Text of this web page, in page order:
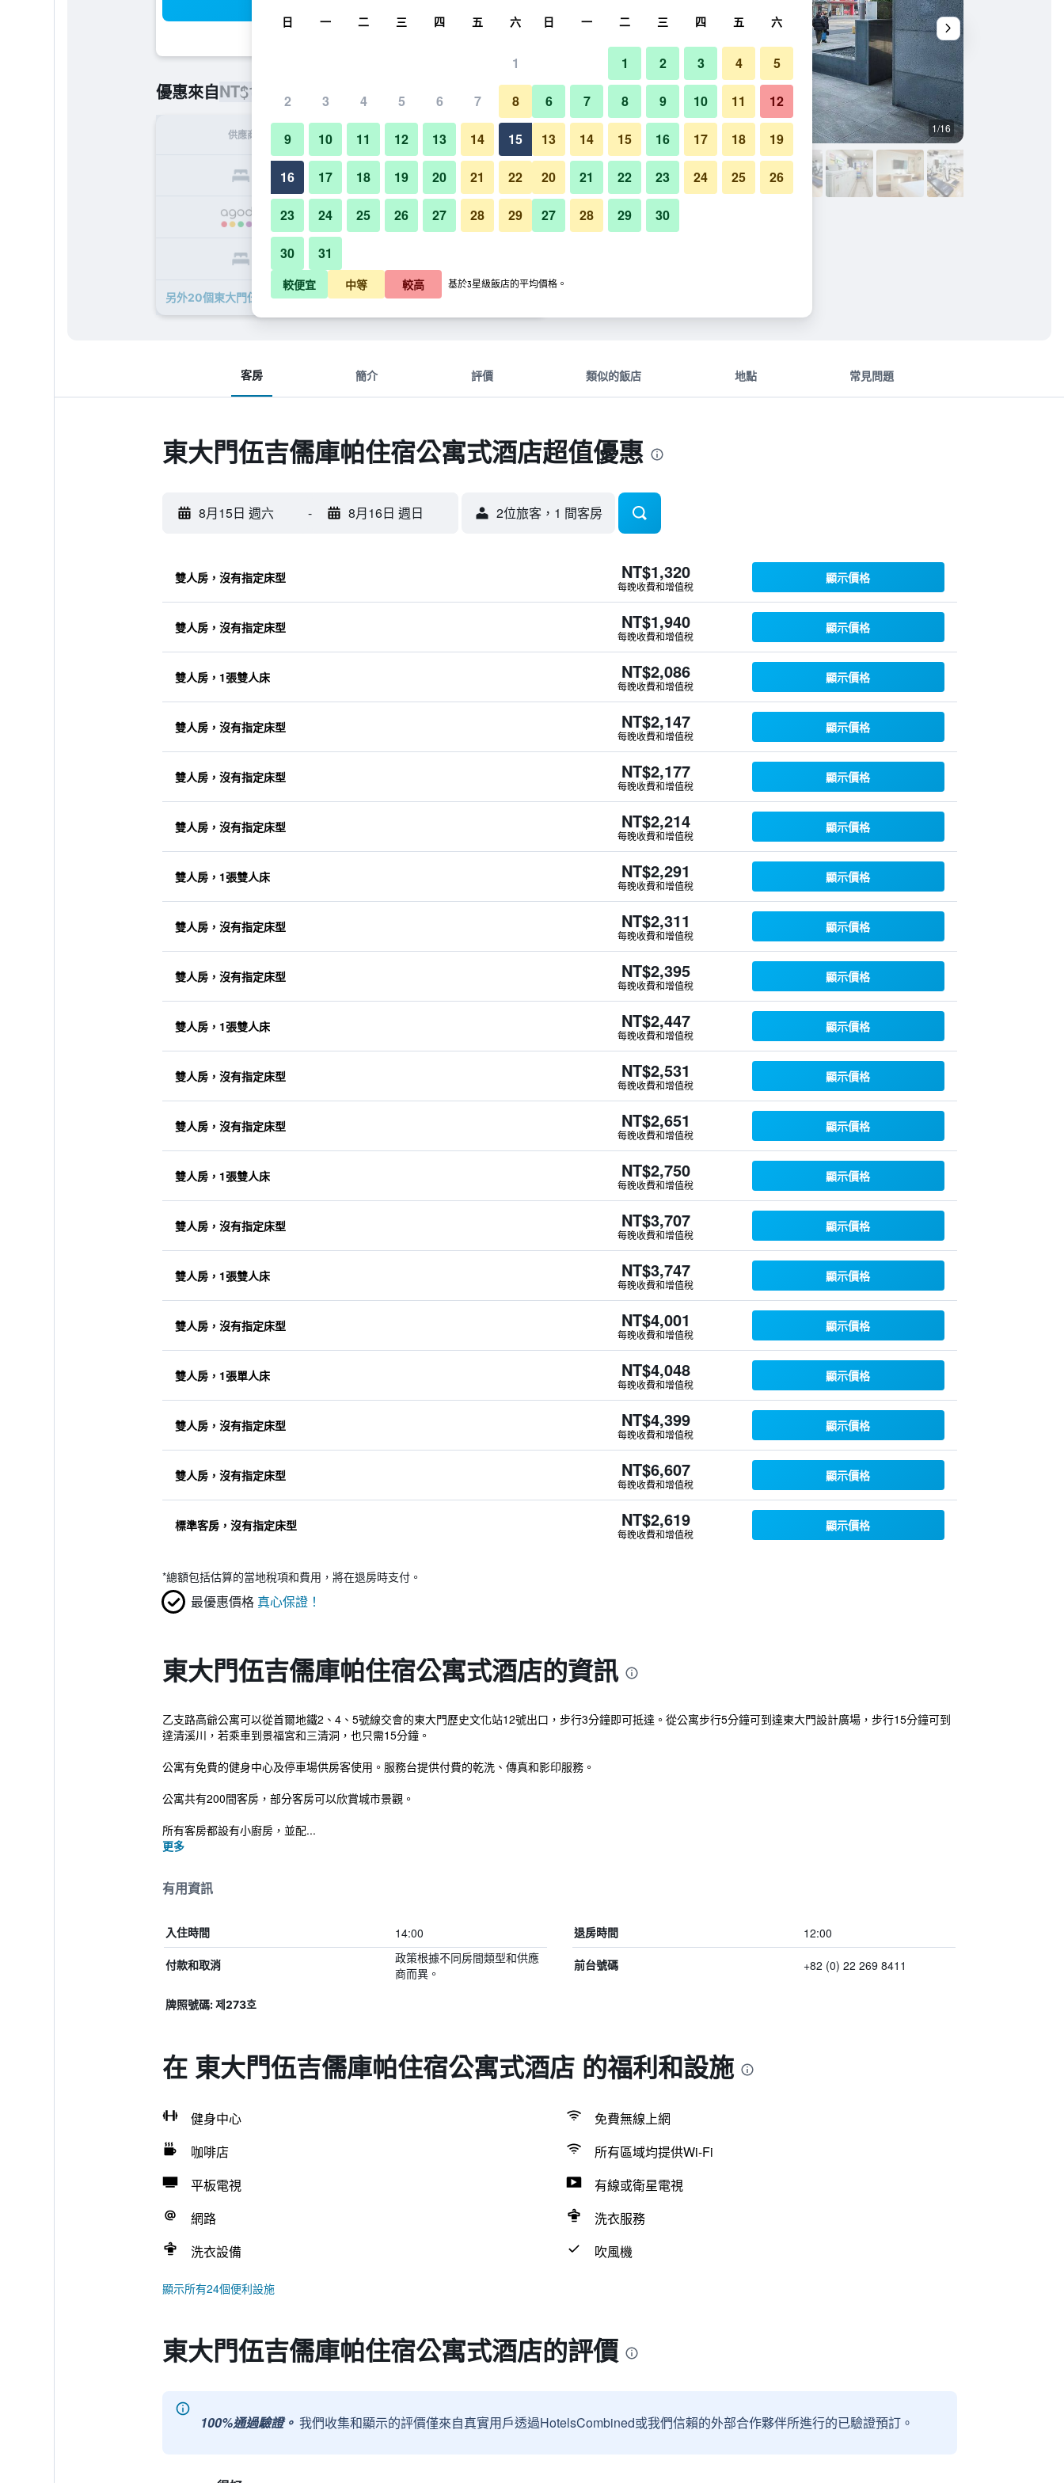
優惠來自NT$1,320
供應商 每晚總額
NT$1,320 查看優惠
NT$1,940 查看優惠
另外20個東大門伍吉儒庫帕住宿公寓式酒店​的優惠
其他 1/16
東大門伍吉儒庫帕住宿公寓式酒店的照片
客房 簡介 評價 類似的飯店 地點 常見問題
東大門伍吉儒庫帕住宿公寓式酒店超值優惠
8月15日 週六 - 8月16日 週日 2位旅客，1 間客房
雙人房，沒有指定床型 NT$1,320
每晚收費和增值稅
顯示價格
雙人房，沒有指定床型 NT$1,940
每晚收費和增值稅
顯示價格
雙人房，1張雙人床 NT$2,086
每晚收費和增值稅
顯示價格
雙人房，沒有指定床型 NT$2,147
每晚收費和增值稅
顯示價格
雙人房，沒有指定床型 NT$2,177
每晚收費和增值稅
顯示價格
雙人房，沒有指定床型 NT$2,214
每晚收費和增值稅
顯示價格
雙人房，1張雙人床 NT$2,291
每晚收費和增值稅
顯示價格
雙人房，沒有指定床型 NT$2,311
每晚收費和增值稅
顯示價格
雙人房，沒有指定床型 NT$2,395
每晚收費和增值稅
顯示價格
雙人房，1張雙人床 NT$2,447
每晚收費和增值稅
顯示價格
雙人房，沒有指定床型 NT$2,531
每晚收費和增值稅
顯示價格
雙人房，沒有指定床型 NT$2,651
每晚收費和增值稅
顯示價格
雙人房，1張雙人床 NT$2,750
每晚收費和增值稅
顯示價格
雙人房，沒有指定床型 NT$3,707
每晚收費和增值稅
顯示價格
雙人房，1張雙人床 NT$3,747
每晚收費和增值稅
顯示價格
雙人房，沒有指定床型 NT$4,001
每晚收費和增值稅
顯示價格
雙人房，1張單人床 NT$4,048
每晚收費和增值稅
顯示價格
雙人房，沒有指定床型 NT$4,399
每晚收費和增值稅
顯示價格
雙人房，沒有指定床型 NT$6,607
每晚收費和增值稅
顯示價格
標準客房，沒有指定床型 NT$2,619
每晚收費和增值稅
顯示價格
*總額包括估算的當地稅項和費用，將在退房時支付。
最優惠價格 真心保證！
東大門伍吉儒庫帕住宿公寓式酒店的資訊
乙支路高爺公寓可以從首爾地鐵2、4、5號線交會的東大門歷史文化站12號出口，步行3分鐘即可抵達。從公寓步行5分鐘可到達東大門設計廣場，步行15分鐘可到
達清溪川，若乘車到景福宮和三清洞，也只需15分鐘。
公寓有免費的健身中心及停車場供房客使用。服務台提供付費的乾洗、傳真和影印服務。
公寓共有200間客房，部分客房可以欣賞城市景觀。
所有客房都設有小廚房，並配...
更多
有用資訊
入住時間 14:00 退房時間 12:00
付款和取消
政策根據不同房間類型和供應
商而異。
前台號碼 +82 (0) 22 269 8411
牌照號碼: 제273호
在 東大門伍吉儒庫帕住宿公寓式酒店 的福利和設施
健身中心
免費無線上網
咖啡店
所有區域均提供Wi-Fi
平板電視
有線或衛星電視
網路
洗衣服務
洗衣設備
吹風機
顯示所有24個便利設施
東大門伍吉儒庫帕住宿公寓式酒店的評價
100%通過驗證。 我們收集和顯示的評價僅來自真實用戶透過HotelsCombined或我們信賴的外部合作夥伴所進行的已驗證預訂。
日 一 二 三 四 五 六
1
2 3 4 5 6 7 8
9 10 11 12 13 14 15
16 17 18 19 20 21 22
23 24 25 26 27 28 29
30 31
日 一 二 三 四 五 六
1 2 3 4 5
6 7 8 9 10 11 12
13 14 15 16 17 18 19
20 21 22 23 24 25 26
27 28 29 30
較便宜 中等 較高 基於3星級飯店的平均價格。